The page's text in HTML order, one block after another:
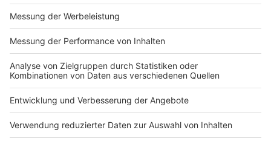
Impressum
Nutzungsbedingungen
Jobs
Presse
Werben
Kontakt
Studio-Hotline
Verkehrs-Hotline
Newsletter